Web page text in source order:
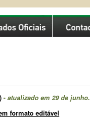
- atualizado em 29 de junho.
formato editável